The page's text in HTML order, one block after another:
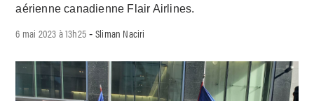
aérienne canadienne Flair Airlines.
6 mai 2023 à 13h25 -Sliman Naciri